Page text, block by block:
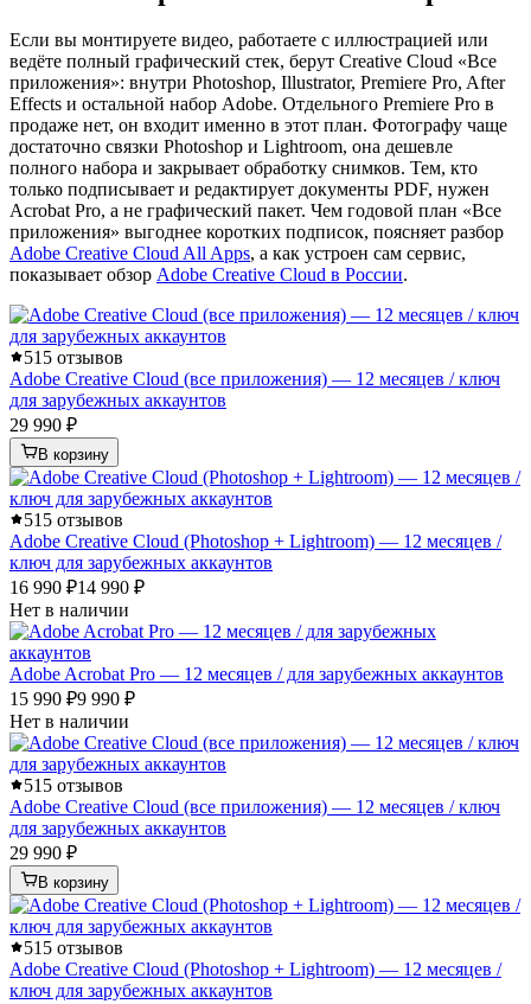
Если вы монтируете видео, работаете с иллюстрацией или
ведёте полный графический стек, берут Creative Cloud «Все
приложения»: внутри Photoshop, Illustrator, Premiere Pro, After
Effects и остальной набор Adobe. Отдельного Premiere Pro в
продаже нет, он входит именно в этот план. Фотографу чаще
достаточно связки Photoshop и Lightroom, она дешевле
полного набора и закрывает обработку снимков. Тем, кто
только подписывает и редактирует документы PDF, нужен
Acrobat Pro, а не графический пакет. Чем годовой план «Все
приложения» выгоднее коротких подписок, поясняет разбор
Adobe Creative Cloud All Apps, а как устроен сам сервис,
показывает обзор Adobe Creative Cloud в России.
515 отзывов
Adobe Creative Cloud (все приложения) — 12 месяцев / ключ
для зарубежных аккаунтов
29 990 ₽
В корзину
515 отзывов
Adobe Creative Cloud (Photoshop + Lightroom) — 12 месяцев /
ключ для зарубежных аккаунтов
16 990 ₽14 990 ₽
Нет в наличии
Adobe Acrobat Pro — 12 месяцев / для зарубежных аккаунтов
15 990 ₽9 990 ₽
Нет в наличии
515 отзывов
Adobe Creative Cloud (все приложения) — 12 месяцев / ключ
для зарубежных аккаунтов
29 990 ₽
В корзину
515 отзывов
Adobe Creative Cloud (Photoshop + Lightroom) — 12 месяцев /
ключ для зарубежных аккаунтов